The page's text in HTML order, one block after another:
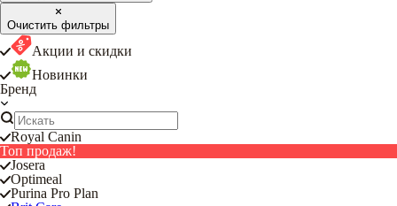
Очистить фильтры
Акции и скидки
Новинки
Бренд
Royal Canin
Топ продаж!
Josera
Optimeal
Purina Pro Plan